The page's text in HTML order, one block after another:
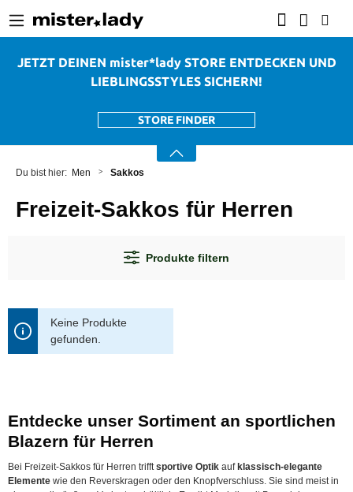
JETZT DEINEN mister*lady STORE ENTDECKEN UND
LIEBLINGSSTYLES SICHERN!
STORE FINDER
Men Sakkos
Freizeit-Sakkos für Herren
Produkte filtern
Keine Produkte
gefunden.
Entdecke unser Sortiment an sportlichen
Blazern für Herren
Bei Freizeit-Sakkos für Herren trifft sportive Optik aufklassisch-elegante
Elemente wie den Reverskragen oder den Knopfverschluss. Sie sind meist in